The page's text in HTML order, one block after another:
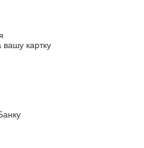
вашу картку